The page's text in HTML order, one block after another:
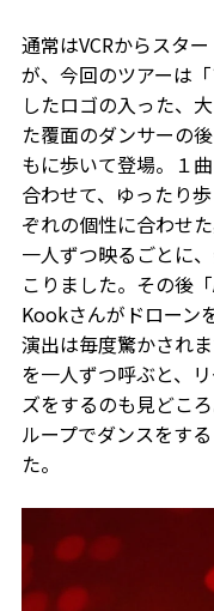
通常はVCRからスタ
が、今回のツアーは
したロゴの入った、
た覆面のダンサーの
もに歩いて登場。１
合わせて、ゆったり
ぞれの個性に合わせ
一人ずつ映るごとに
こりました。その後
Kookさんがドローン
演出は毎度驚かされ
を一人ずつ呼ぶと、
ズをするのも見どこ
ループでダンスをす
た。